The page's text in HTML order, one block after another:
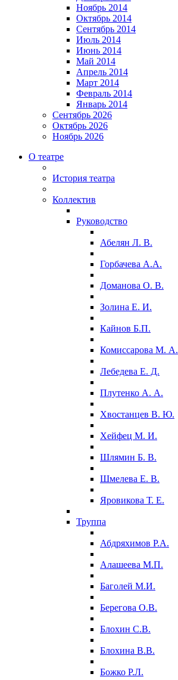
Ноябрь 2014
Октябрь 2014
Сентябрь 2014
Июль 2014
Июнь 2014
Май 2014
Апрель 2014
Март 2014
Февраль 2014
Январь 2014
Сентябрь 2026
Октябрь 2026
Ноябрь 2026
О театре
История театра
Коллектив
Руководство
Абелян Л. В.
Горбачева А.А.
Доманова О. В.
Золина Е. И.
Кайнов Б.П.
Комиссарова М. А.
Лебедева Е. Д.
Плутенко А. А.
Хвостанцев В. Ю.
Хейфец М. И.
Шлямин Б. В.
Шмелева Е. В.
Яровикова Т. Е.
Труппа
Абдряхимов Р.А.
Алашеева М.П.
Баголей М.И.
Берегова О.В.
Блохин С.В.
Блохина В.В.
Божко Р.Л.